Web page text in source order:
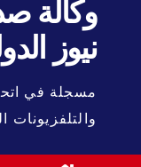
وكالة
نيوز
مسجلة في
والتلفزيونات